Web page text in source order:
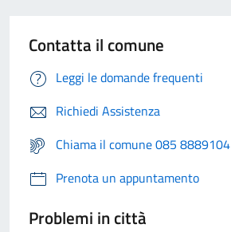
Contatta il comune
Leggi le domande frequenti
Richiedi Assistenza
Chiama il comune 085 8889104
Prenota un appuntamento
Problemi in città